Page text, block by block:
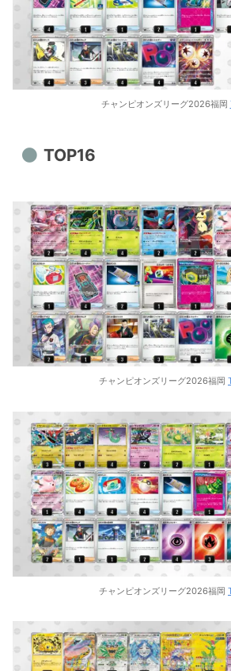
チャンピオンズリーグ2026福岡
TOP16
チャンピオンズリーグ2026福岡
チャンピオンズリーグ2026福岡